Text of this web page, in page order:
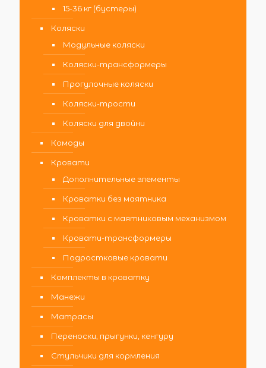
15-36 кг (бустеры)
Коляски
Модульные коляски
Коляски-трансформеры
Прогулочные коляски
Коляски-трости
Коляски для двойни
Комоды
Кровати
Дополнительные элементы
Кроватки без маятника
Кроватки с маятниковым механизмом
Кровати-трансформеры
Подростковые кровати
Комплекты в кроватку
Манежи
Матрасы
Переноски, прыгунки, кенгуру
Стульчики для кормления